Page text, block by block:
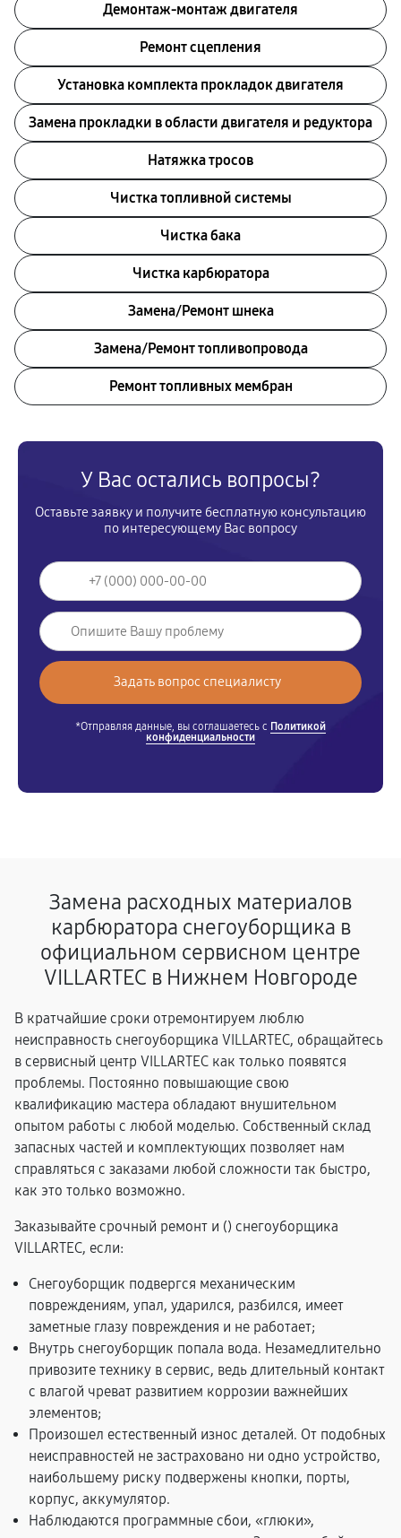
Демонтаж-монтаж двигателя
Ремонт сцепления
Установка комплекта прокладок двигателя
Замена прокладки в области двигателя и редуктора
Натяжка тросов
Чистка топливной системы
Чистка бака
Чистка карбюратора
Замена/Pемонт шнека
Замена/Pемонт топливопровода
Ремонт топливных мембран
У Вас остались вопросы?
Оставьте заявку и получите бесплатную консультацию
по интересующему Вас вопросу
*Отправляя данные, вы соглашаетесь с Политикой
конфиденциальности
Замена расходных материалов
карбюратора снегоуборщика в
официальном сервисном центре
VILLARTEC в Нижнем Новгороде
В кратчайшие сроки отремонтируем люблю
неисправность снегоуборщика VILLARTEC, обращайтесь
в сервисный центр VILLARTEC как только появятся
проблемы. Постоянно повышающие свою
квалификацию мастера обладают внушительном
опытом работы с любой моделью. Собственный склад
запасных частей и комплектующих позволяет нам
справляться с заказами любой сложности так быстро,
как это только возможно.
Заказывайте срочный ремонт и () снегоуборщика
VILLARTEC, если:
Снегоуборщик подвергся механическим
повреждениям, упал, ударился, разбился, имеет
заметные глазу повреждения и не работает;
Внутрь снегоуборщик попала вода. Незамедлительно
привозите технику в сервис, ведь длительный контакт
с влагой чреват развитием коррозии важнейших
элементов;
Произошел естественный износ деталей. От подобных
неисправностей не застраховано ни одно устройство,
наибольшему риску подвержены кнопки, порты,
корпус, аккумулятор.
Наблюдаются программные сбои, «глюки»,